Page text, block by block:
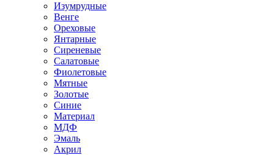
Изумрудные
Венге
Ореховые
Янтарные
Сиреневые
Салатовые
Фиолетовые
Мятные
Золотые
Синие
Материал
МДФ
Эмаль
Акрил